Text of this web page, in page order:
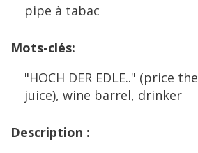
pipe à tabac
Mots-clés:
"HOCH DER EDLE.." (price the
juice), wine barrel, drinker
Description :